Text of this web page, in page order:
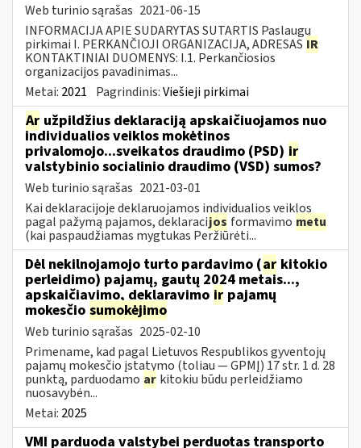
Web turinio sąrašas 2021-06-15
INFORMACIJA APIE SUDARYTAS SUTARTIS Paslaugų
pirkimai I. PERKANČIOJI ORGANIZACIJA, ADRESAS IR
KONTAKTINIAI DUOMENYS: I.1. Perkančiosios
organizacijos pavadinimas...
Metai: 2021 Pagrindinis:Viešieji pirkimai
Ar užpildžius deklaraciją apskaičiuojamos nuo
individualios veiklos mokėtinos
privalomojo...sveikatos draudimo (PSD) ir
valstybinio socialinio draudimo (VSD) sumos?
Web turinio sąrašas 2021-03-01
Kai deklaracijoje deklaruojamos individualios veiklos
pagal pažymą pajamos, deklaracijos formavimo metu
(kai paspaudžiamas mygtukas Peržiūrėti...
Dėl nekilnojamojo turto pardavimo (ar kitokio
perleidimo) pajamų, gautų 2024 metais...,
apskaičiavimo, deklaravimo ir pajamų
mokesčio sumokėjimo
Web turinio sąrašas 2025-02-10
Primename, kad pagal Lietuvos Respublikos gyventojų
pajamų mokesčio įstatymo (toliau — GPMĮ) 17 str. 1 d. 28
punktą, parduodamo ar kitokiu būdu perleidžiamo
nuosavybėn...
Metai: 2025
VMI parduoda valstybei perduotas transporto